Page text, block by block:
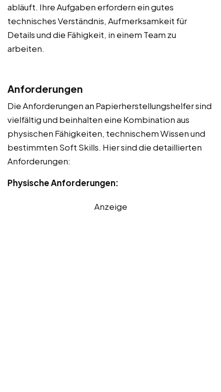
abläuft. Ihre Aufgaben erfordern ein gutes
technisches Verständnis, Aufmerksamkeit für
Details und die Fähigkeit, in einem Team zu
arbeiten.
Anforderungen
Die Anforderungen an Papierherstellungshelfer sind
vielfältig und beinhalten eine Kombination aus
physischen Fähigkeiten, technischem Wissen und
bestimmten Soft Skills. Hier sind die detaillierten
Anforderungen:
Physische Anforderungen:
Anzeige